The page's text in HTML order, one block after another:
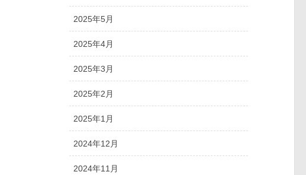
2025年5月
2025年4月
2025年3月
2025年2月
2025年1月
2024年12月
2024年11月